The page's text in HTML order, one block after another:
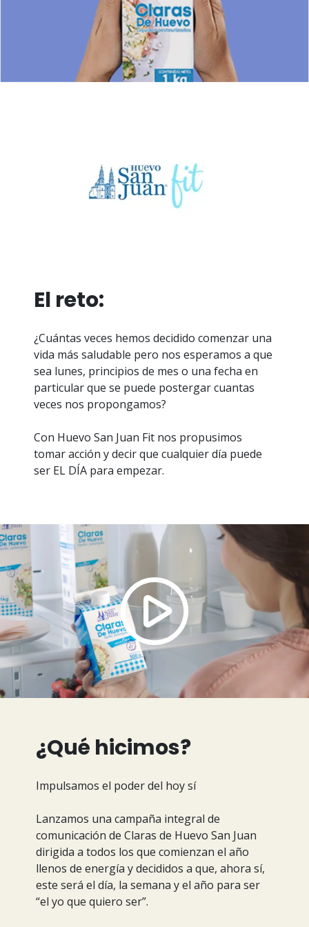
El reto:
¿Cuántas veces hemos decidido comenzar una
vida más saludable pero nos esperamos a que
sea lunes, principios de mes o una fecha en
particular que se puede postergar cuantas
veces nos propongamos?
Con Huevo San Juan Fit nos propusimos
tomar acción y decir que cualquier día puede
ser EL DÍA para empezar.
¿Qué hicimos?
Impulsamos el poder del hoy sí
Lanzamos una campaña integral de
comunicación de Claras de Huevo San Juan
dirigida a todos los que comienzan el año
llenos de energía y decididos a que, ahora sí,
este será el día, la semana y el año para ser
“el yo que quiero ser”.